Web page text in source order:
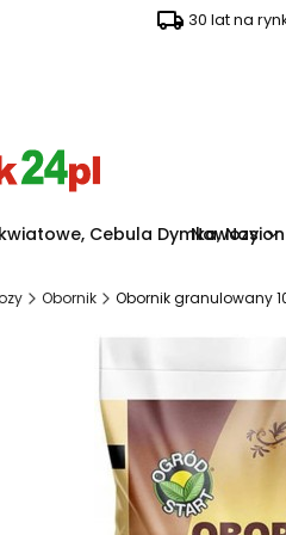
30 lat na
Cebula Dymka,Nawozy
Obornik Obornik granulowany